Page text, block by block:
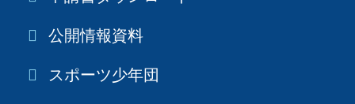
公開情報資料
スポーツ少年団